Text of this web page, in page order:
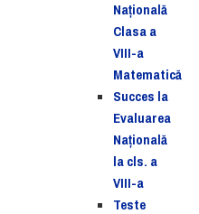
Naţională
Clasa a
VIII-a
Matematică
Succes la
Evaluarea
Națională
la cls. a
VIII-a
Teste